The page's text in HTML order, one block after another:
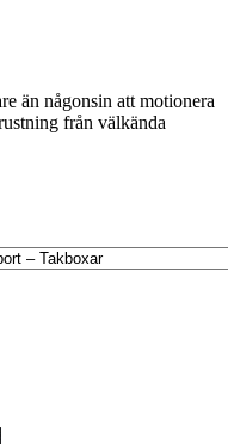
än någonsin att motionera
från välkända